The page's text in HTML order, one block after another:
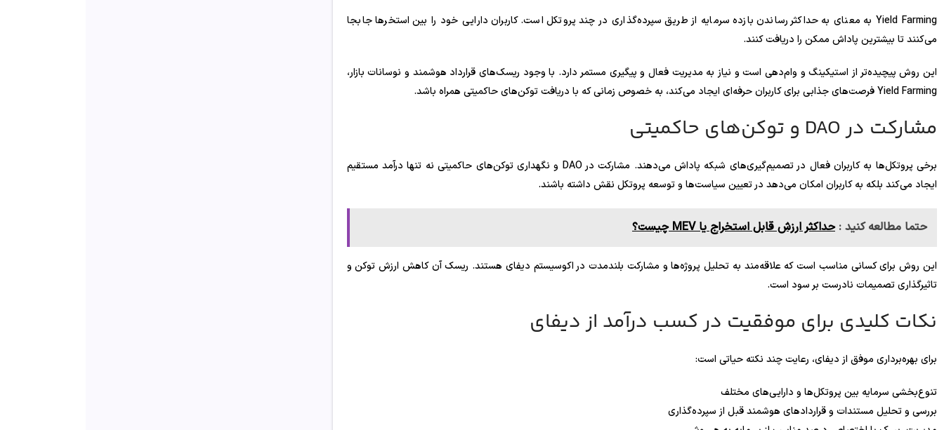
Yield Farming به معنای به حداکثر رساندن بازده سرمایه از طریق سپرده‌گذاری در چند پروتکل است. کاربران دارایی خود را بین استخرها جابجا
می‌کنند تا بیشترین پاداش ممکن را دریافت کنند.
این روش پیچیده‌تر از استیکینگ و وام‌دهی است و نیاز به مدیریت فعال و پیگیری مستمر دارد. با وجود ریسک‌های قرارداد هوشمند و نوسانات بازار،
Yield Farming فرصت‌های جذابی برای کاربران حرفه‌ای ایجاد می‌کند، به خصوص زمانی که با دریافت توکن‌های حاکمیتی همراه باشد.
مشارکت در DAO و توکن‌های حاکمیتی
برخی پروتکل‌ها به کاربران فعال در تصمیم‌گیری‌های شبکه پاداش می‌دهند. مشارکت در DAO و نگهداری توکن‌های حاکمیتی نه تنها درآمد مستقیم
ایجاد می‌کند بلکه به کاربران امکان می‌دهد در تعیین سیاست‌ها و توسعه پروتکل نقش داشته باشند.
حتما مطالعه کنید : حداکثر ارزش قابل استخراج یا MEV چیست؟
این روش برای کسانی مناسب است که علاقه‌مند به تحلیل پروژه‌ها و مشارکت بلندمدت در اکوسیستم دیفای هستند. ریسک آن کاهش ارزش توکن و
تاثیرگذاری تصمیمات نادرست بر سود است.
نکات کلیدی برای موفقیت در کسب درآمد از دیفای
برای بهره‌برداری موفق از دیفای، رعایت چند نکته حیاتی است:
تنوع‌بخشی سرمایه بین پروتکل‌ها و دارایی‌های مختلف
بررسی و تحلیل مستندات و قراردادهای هوشمند قبل از سپرده‌گذاری